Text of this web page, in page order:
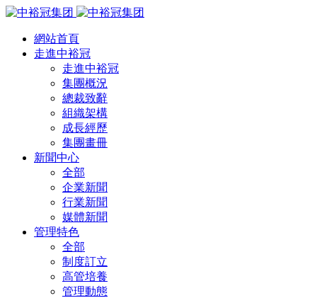
網站首頁
走進中裕冠
走進中裕冠
集團概況
總裁致辭
組織架構
成長經歷
集團畫冊
新聞中心
全部
企業新聞
行業新聞
媒體新聞
管理特色
全部
制度訂立
高管培養
管理動態